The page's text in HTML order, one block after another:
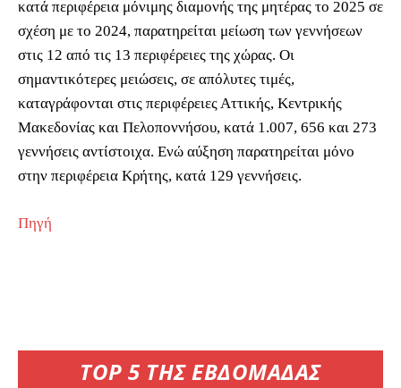
TOP 5 ΤΗΣ ΕΒΔΟΜΑΔΑΣ
κατά περιφέρεια μόνιμης διαμονής της μητέρας το 2025 σε
σχέση με το 2024, παρατηρείται μείωση των γεννήσεων
στις 12 από τις 13 περιφέρειες της χώρας. Οι
σημαντικότερες μειώσεις, σε απόλυτες τιμές,
καταγράφονται στις περιφέρειες Αττικής, Κεντρικής
Μακεδονίας και Πελοποννήσου, κατά 1.007, 656 και 273
γεννήσεις αντίστοιχα. Ενώ αύξηση παρατηρείται μόνο
στην περιφέρεια Κρήτης, κατά 129 γεννήσεις.
Πηγή